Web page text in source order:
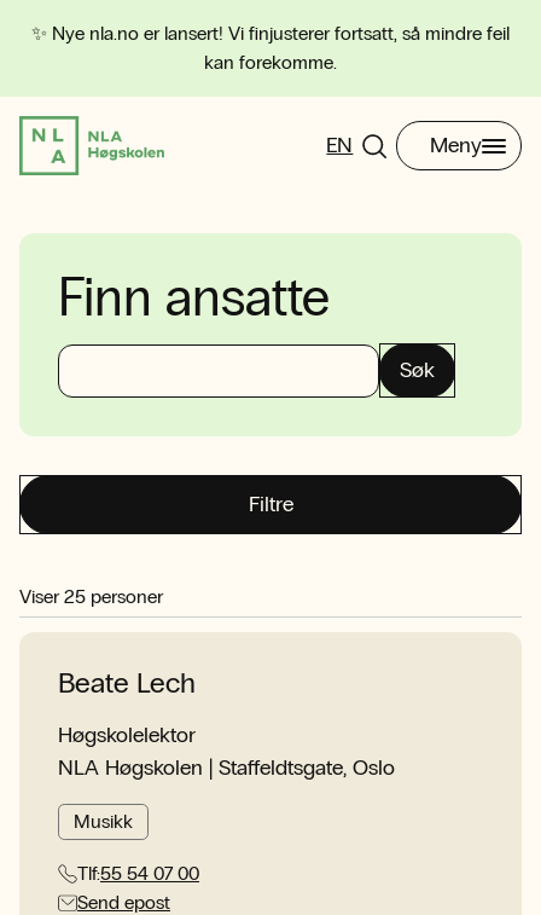
✨ Nye nla.no er lansert! Vi finjusterer fortsatt, så mindre feil
kan forekomme.
EN Meny
Finn ansatte
Søk
Filtre
Viser 25 personer
Beate Lech
Høgskolelektor
NLA Høgskolen | Staffeldtsgate, Oslo
Musikk
Tlf:55 54 07 00
Send epost